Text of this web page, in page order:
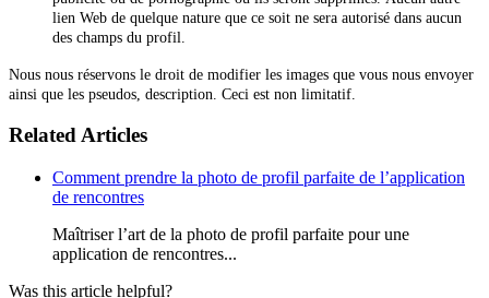
lien Web de quelque nature que ce soit ne sera autorisé dans aucun
des champs du profil.
Nous nous réservons le droit de modifier les images que vous nous envoyer
ainsi que les pseudos, description. Ceci est non limitatif.
Related Articles
Comment prendre la photo de profil parfaite de l’application
de rencontres
Maîtriser l’art de la photo de profil parfaite pour une
application de rencontres...
Was this article helpful?